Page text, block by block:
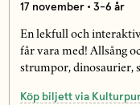
17 november • 3-6 år
En lekfull och
får vara med! Allsång
strumpor, dinosaurier,
Köp biljett via